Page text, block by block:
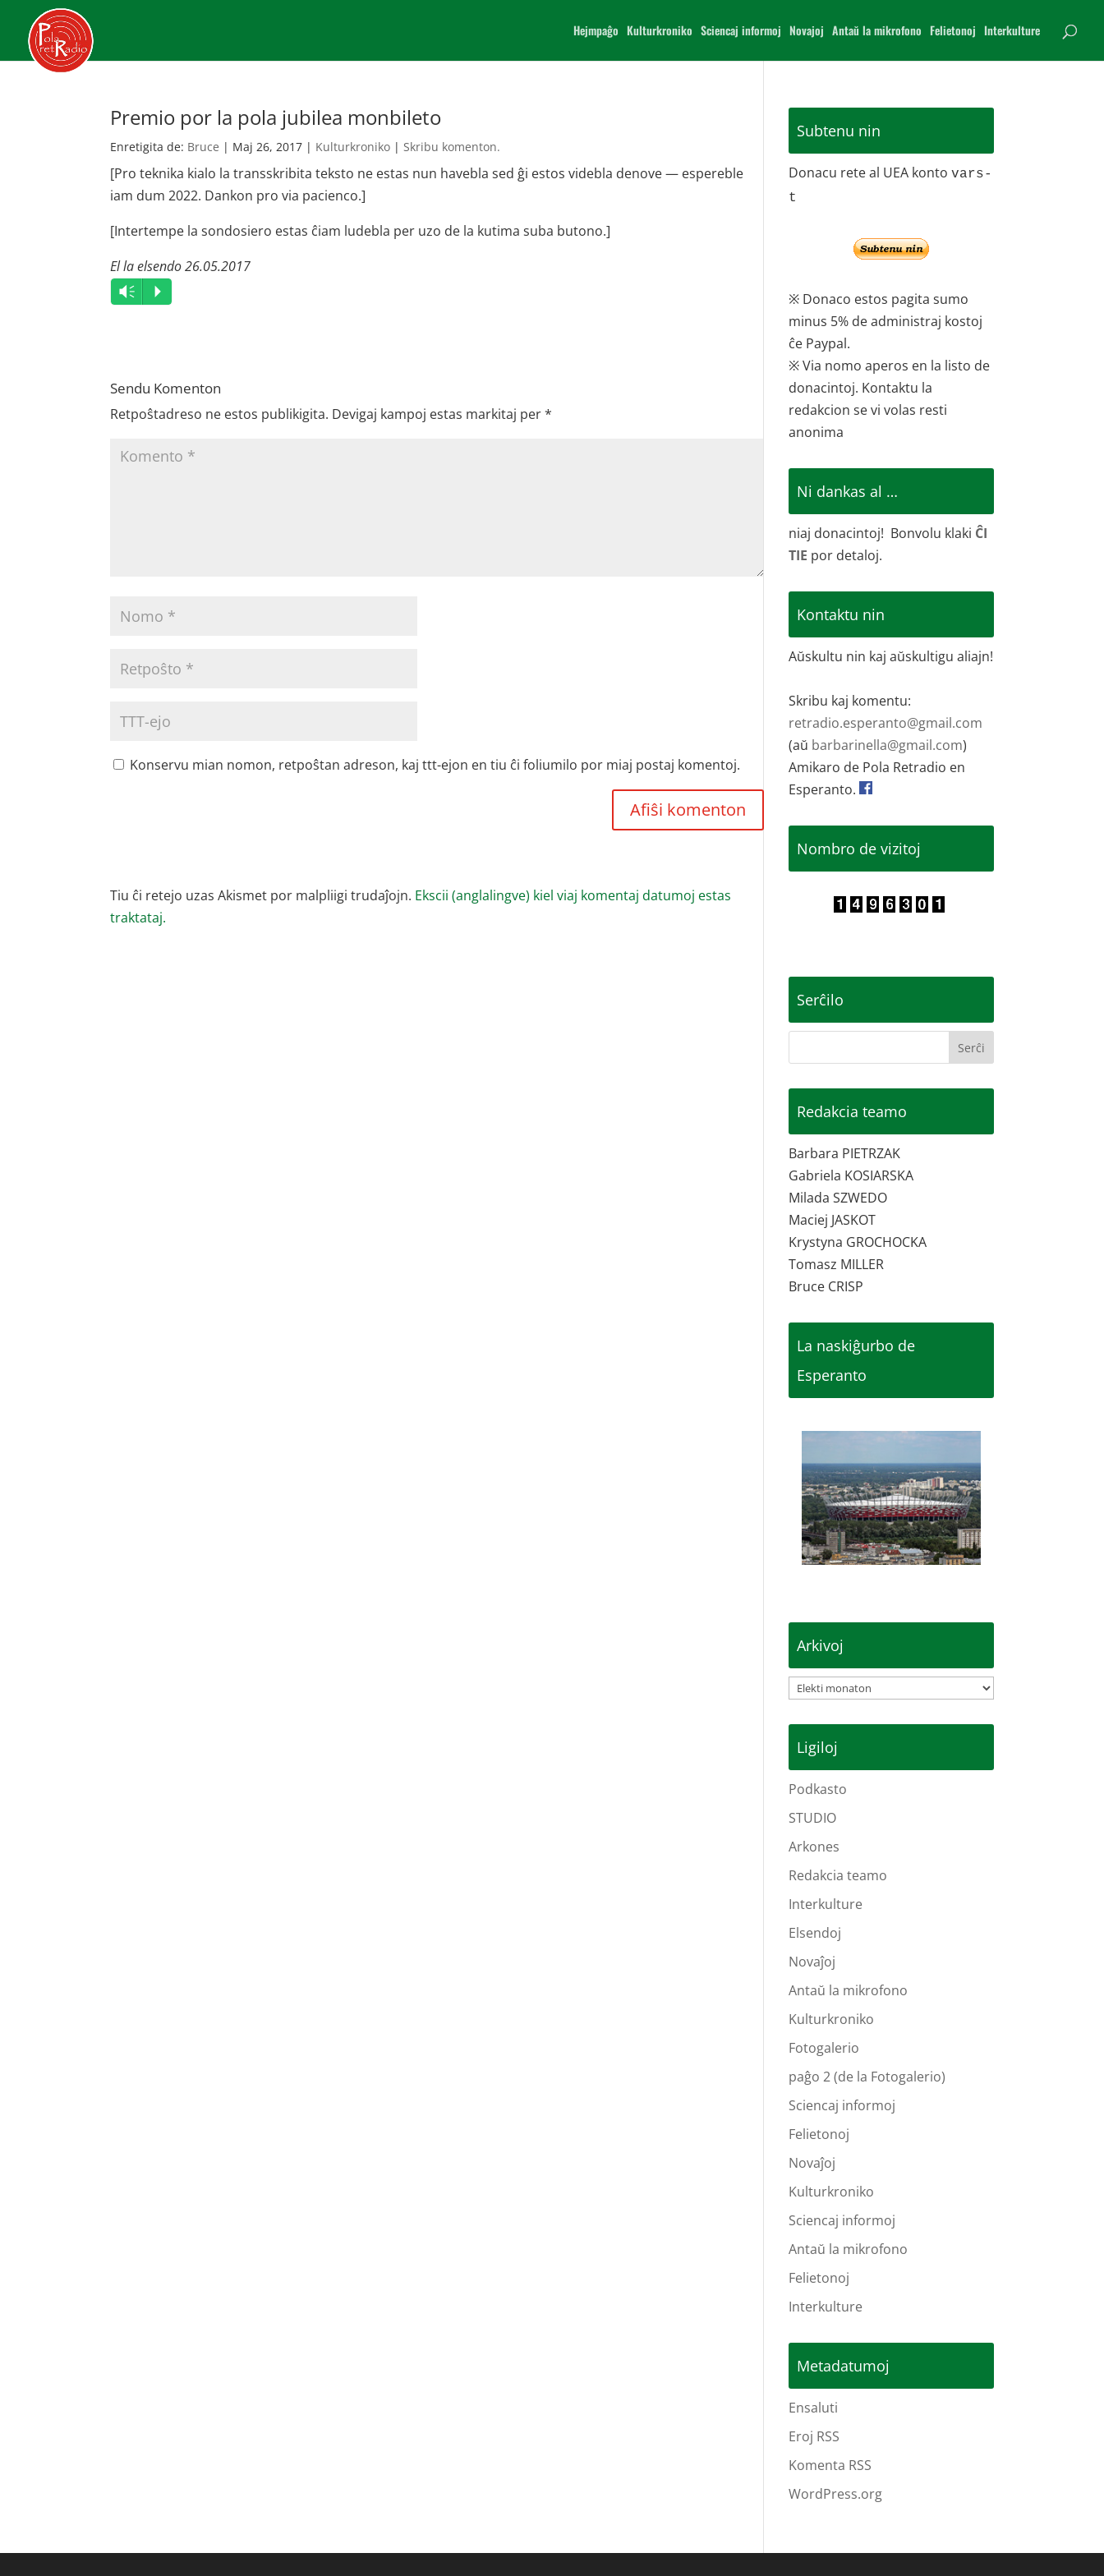
Hejmpaĝo Kulturkroniko Sciencaj informoj Novajoj Antaŭ la mikrofono Felietonoj Interkulture
Premio por la pola jubilea monbileto
Enretigita de: Bruce | Maj 26, 2017 | Kulturkroniko |Skribu komenton.
[Pro teknika kialo la transskribita teksto ne estas nun havebla sed ĝi estos videbla denove — espereble
iam dum 2022. Dankon pro via pacienco.]
[Intertempe la sondosiero estas ĉiam ludebla per uzo de la kutima suba butono.]
El la elsendo 26.05.2017
Audio
Player
Vm P
Sendu Komenton
Retpoŝtadreso ne estos publikigita. Devigaj kampoj estas markitaj per*
Konservu mian nomon, retpoŝtan adreson, kaj ttt-ejon en tiu ĉi foliumilo por miaj postaj komentoj.
Tiu ĉi retejo uzas Akismet por malpliigi trudaĵojn. Ekscii (anglalingve) kiel viaj komentaj datumoj estas
traktataj.
Subtenu nin
Donacu rete al UEA kontovars-
t
※ Donaco estos pagita sumo
minus 5% de administraj kostoj
ĉe Paypal.
※ Via nomo aperos en la listo de
donacintoj. Kontaktu la
redakcion se vi volas resti
anonima
Ni dankas al …
niaj donacintoj! Bonvolu klaki ĈI
TIE por detaloj.
Kontaktu nin
Aŭskultu nin kaj aŭskultigu aliajn!
Skribu kaj komentu:
retradio.esperanto@gmail.com
(aŭ barbarinella@gmail.com)
Amikaro de Pola Retradio en
Esperanto.
Nombro de vizitoj
Serĉilo
Redakcia teamo
Barbara PIETRZAK
Gabriela KOSIARSKA
Milada SZWEDO
Maciej JASKOT
Krystyna GROCHOCKA
Tomasz MILLER
Bruce CRISP
La naskiĝurbo de
Esperanto
Arkivoj
Arkivoj
Ligiloj
Podkasto
STUDIO
Arkones
Redakcia teamo
Interkulture
Elsendoj
Novaĵoj
Antaŭ la mikrofono
Kulturkroniko
Fotogalerio
paĝo 2 (de la Fotogalerio)
Sciencaj informoj
Felietonoj
Novaĵoj
Kulturkroniko
Sciencaj informoj
Antaŭ la mikrofono
Felietonoj
Interkulture
Metadatumoj
Ensaluti
Eroj RSS
Komenta RSS
WordPress.org